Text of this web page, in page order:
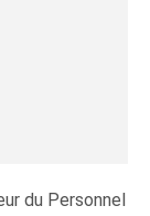
du Personnel